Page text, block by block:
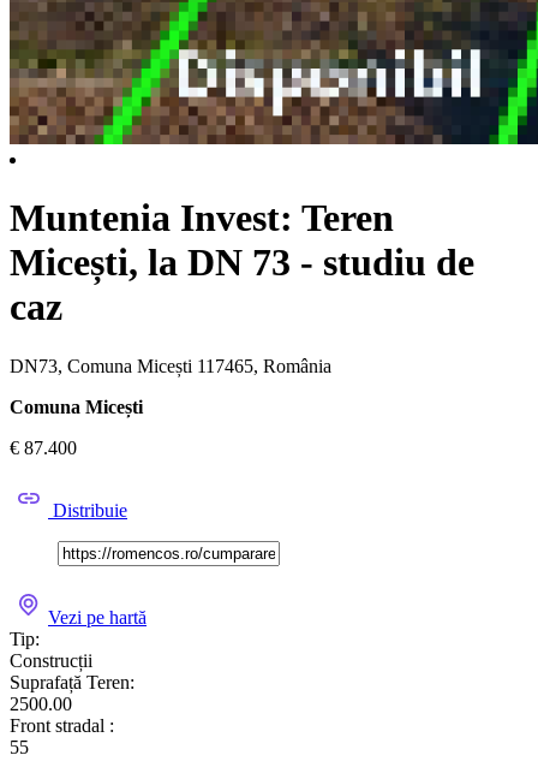
Muntenia Invest: Teren
Micești, la DN 73 - studiu de
caz
DN73, Comuna Micești 117465, România
Comuna Micești
€ 87.400
Distribuie
Vezi pe hartă
Tip:
Construcții
Suprafață Teren:
2500.00
Front stradal :
55